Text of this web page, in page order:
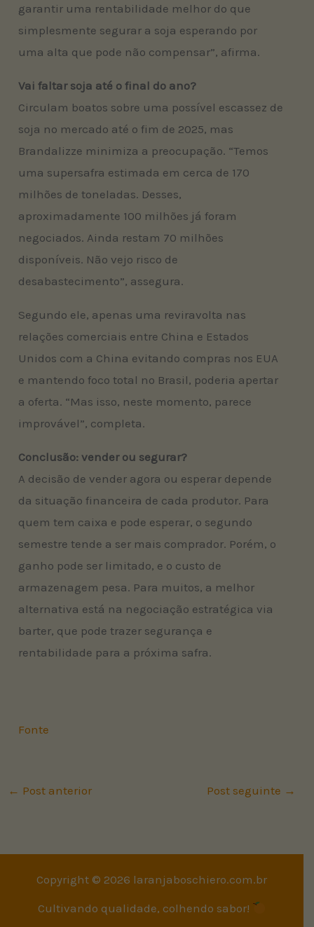
garantir uma rentabilidade melhor do que
simplesmente segurar a soja esperando por
uma alta que pode não compensar”, afirma.
Vai faltar soja até o final do ano?
Circulam boatos sobre uma possível escassez de
soja no mercado até o fim de 2025, mas
Brandalizze minimiza a preocupação. “Temos
uma supersafra estimada em cerca de 170
milhões de toneladas. Desses,
aproximadamente 100 milhões já foram
negociados. Ainda restam 70 milhões
disponíveis. Não vejo risco de
desabastecimento”, assegura.
Segundo ele, apenas uma reviravolta nas
relações comerciais entre China e Estados
Unidos com a China evitando compras nos EUA
e mantendo foco total no Brasil, poderia apertar
a oferta. “Mas isso, neste momento, parece
improvável”, completa.
Conclusão: vender ou segurar?
A decisão de vender agora ou esperar depende
da situação financeira de cada produtor. Para
quem tem caixa e pode esperar, o segundo
semestre tende a ser mais comprador. Porém, o
ganho pode ser limitado, e o custo de
armazenagem pesa. Para muitos, a melhor
alternativa está na negociação estratégica via
barter, que pode trazer segurança e
rentabilidade para a próxima safra.
Fonte
← Post anterior Post seguinte →
Copyright © 2026 laranjaboschiero.com.br
Cultivando qualidade, colhendo sabor!